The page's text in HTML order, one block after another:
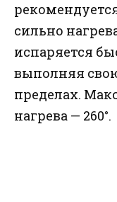
сильно
испаряется
выполняя
пределах.
нагрева — 260°.